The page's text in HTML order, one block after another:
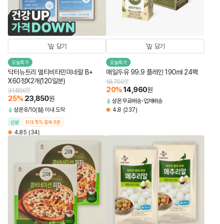
담기
오늘특가
닥터뉴트리 멀티비타민미네랄 B+
X60정X2개(120일분)
31,800원
25% 23,850원
상온 8/10(월) 이내 도착
신상 최대 15% 중복쿠폰
4.85 (34)
담기
오늘특가
매일두유 99.9 플레인 190ml 24팩
18,700원
20%14,960원
상온무료배송 업체배송
4.8 (237)